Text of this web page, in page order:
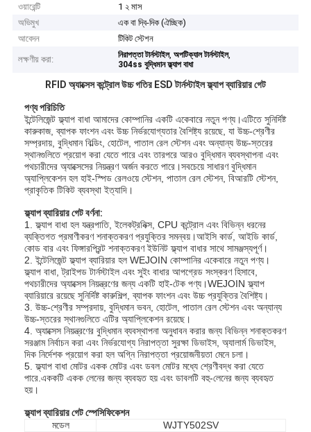
ওয়ারেন্টি
1 ২ মাস
অভিমুখ
এক বা দ্বি-দিক (ঐচ্ছিক)
আবেদন
টিকিট স্টেশন
লক্ষণীয় করা:
নিরাপত্তা টার্নস্টাইল,অপটিক্যাল টার্নস্টাইল,
304ss বুদ্ধিমান ফ্ল্যাপ বাধা
RFID অ্যাক্সেস কন্ট্রোল উচ্চ গতির ESD টার্নস্টাইল ফ্ল্যাপ ব্যারিয়ার গেট
পণ্য পরিচিতি
ইন্টেলিজেন্ট ফ্ল্যাপ বাধা আমাদের কোম্পানির একটি একেবারে নতুন পণ্য।এটিতে সুনির্দিষ্ট
কারুকাজ, ব্যাপক ফাংশন এবং উচ্চ নির্ভরযোগ্যতার বৈশিষ্ট্য রয়েছে, যা উচ্চ-শ্রেণীর
সম্প্রদায়, বুদ্ধিমান বিল্ডিং, হোটেল, পাতাল রেল স্টেশন এবং অন্যান্য উচ্চ-স্তরের
স্থানগুলিতে প্রয়োগ করা যেতে পারে এবং তারপরে আরও বুদ্ধিমান ব্যবস্থাপনা এবং
পথচারীদের অ্যাক্সেসের নিয়ন্ত্রণ অর্জন করতে পারে।সবচেয়ে সাধারণ বুদ্ধিমান
অ্যাপ্লিকেশন হল হাই-স্পিড রেলওয়ে স্টেশন, পাতাল রেল স্টেশন, বিআরটি স্টেশন,
প্রাকৃতিক টিকিট ব্যবস্থা ইত্যাদি।
ফ্ল্যাপ ব্যারিয়ার গেট বর্ণনা:
1. ফ্ল্যাপ বাধা হল যন্ত্রপাতি, ইলেকট্রনিক্স, CPU কন্ট্রোল এবং বিভিন্ন ধরনের
ব্যক্তিগত প্রমাণীকরণ শনাক্তকরণ প্রযুক্তির সমন্বয়।আইসি কার্ড, আইডি কার্ড,
কোড বার এবং ফিঙ্গারপ্রিন্ট শনাক্তকরণ ইউনিট ফ্ল্যাপ বাধার সাথে সামঞ্জস্যপূর্ণ।
2. ইন্টেলিজেন্ট ফ্ল্যাপ ব্যারিয়ার হল WEJOIN কোম্পানির একেবারে নতুন পণ্য।
ফ্ল্যাপ বাধা, ট্রাইপড টার্নস্টাইল এবং সুইং বাধার আপগ্রেড সংস্করণ হিসাবে,
পথচারীদের অ্যাক্সেস নিয়ন্ত্রণের জন্য একটি হাই-টেক পণ্য।WEJOIN ফ্ল্যাপ
ব্যারিয়ারে রয়েছে সুনির্দিষ্ট কারুশিল্প, ব্যাপক ফাংশন এবং উচ্চ প্রযুক্তির বৈশিষ্ট্য।
3. উচ্চ-শ্রেণীর সম্প্রদায়, বুদ্ধিমান ভবন, হোটেল, পাতাল রেল স্টেশন এবং অন্যান্য
উচ্চ-স্তরের স্থানগুলিতে এটির অ্যাপ্লিকেশন রয়েছে।
4. অ্যাক্সেস নিয়ন্ত্রণের বুদ্ধিমান ব্যবস্থাপনা অনুধাবন করার জন্য বিভিন্ন শনাক্তকরণ
সরঞ্জাম নির্বাচন করা এবং নির্ভরযোগ্য নিরাপত্তা সুরক্ষা ডিভাইস, অ্যালার্ম ডিভাইস,
দিক নির্দেশক প্রয়োগ করা হল অগ্নি নিরাপত্তা প্রয়োজনীয়তা মেনে চলা।
5. ফ্ল্যাপ বাধা মোটর একক মোটর এবং ডবল মোটর মধ্যে শ্রেণীবদ্ধ করা যেতে
পারে.এককটি একক লেনের জন্য ব্যবহৃত হয় এবং ডাবলটি বহু-লেনের জন্য ব্যবহৃত
হয়।
ফ্ল্যাপ ব্যারিয়ার গেট স্পেসিফিকেশন
মডেল
WJTY502SV